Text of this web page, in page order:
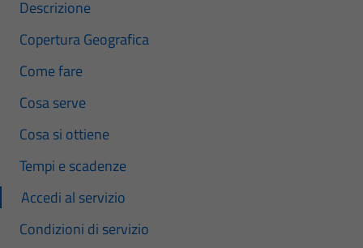
Descrizione
Copertura Geografica
Come fare
Cosa serve
Cosa si ottiene
Tempi e scadenze
Accedi al servizio
Condizioni di servizio